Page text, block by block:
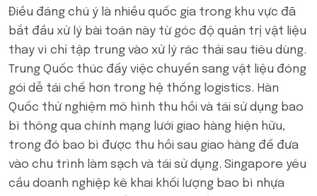
Điều đáng chú ý là nhiều quốc gia trong khu vực đã
bắt đầu xử lý bài toán này từ góc độ quản trị vật liệu
thay vì chỉ tập trung vào xử lý rác thải sau tiêu dùng.
Trung Quốc thúc đẩy việc chuyển sang vật liệu đóng
gói dễ tái chế hơn trong hệ thống logistics. Hàn
Quốc thử nghiệm mô hình thu hồi và tái sử dụng bao
bì thông qua chính mạng lưới giao hàng hiện hữu,
trong đó bao bì được thu hồi sau giao hàng để đưa
vào chu trình làm sạch và tái sử dụng. Singapore yêu
cầu doanh nghiệp kê khai khối lượng bao bì nhựa